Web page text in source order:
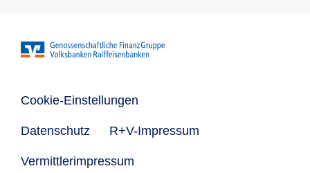
Cookie-Einstellungen
Datenschutz R+V-Impressum
Vermittlerimpressum